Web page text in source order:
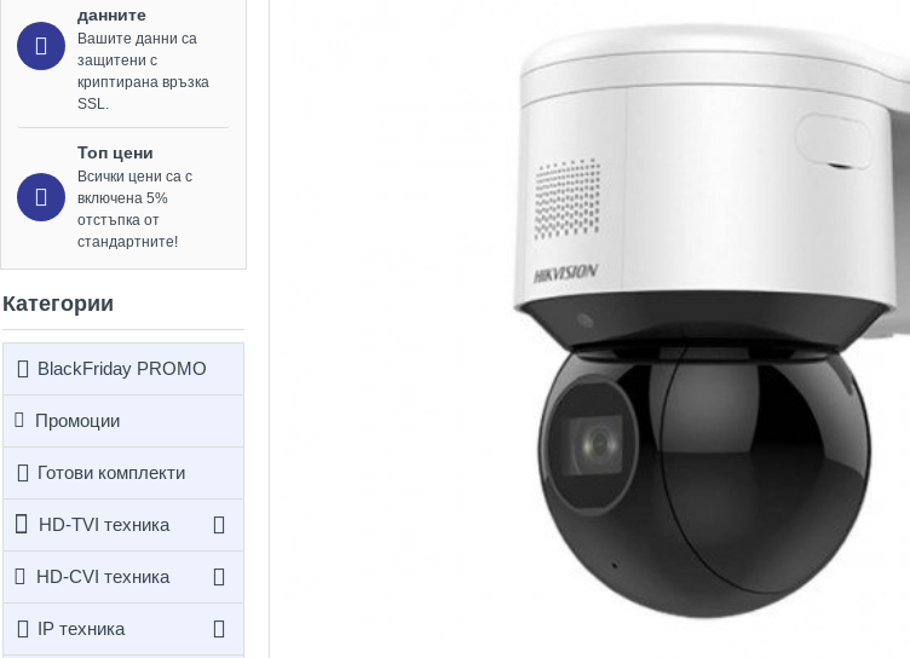
данните
Вашите данни са
защитени с
криптирана връзка
SSL.
Топ цени
Всички цени са с
включена 5%
отстъпка от
стандартните!
Категории
BlackFriday PROMO
Промоции
Готови комплекти
HD-TVI техника
HD-CVI техника
IP техника